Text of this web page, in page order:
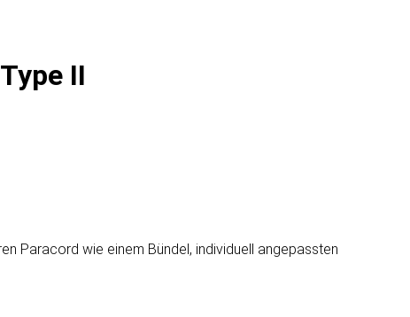
II
Paracord wie einem Bündel, individuell angepassten